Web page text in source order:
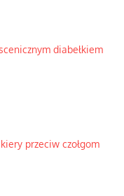
diabełkiem
przeciw czołgom